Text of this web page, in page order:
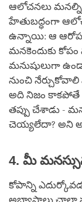
ఆలోచనలు మనల్ని
హేతుబద్ధంగా
ఉన్నాయి: ఆ
మనకెందుకు కోపం
మనుషులుగా
నుంచి
అది నిజం కాకపోతే
తప్పు చేశాడు -
చెయ్యలేదా? అని
4. మీ
కోపాన్ని